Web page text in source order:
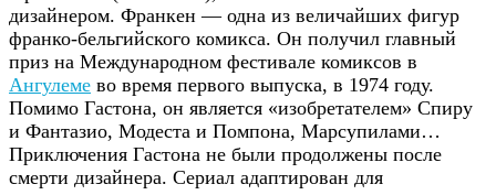
дизайнером. Франкен — одна из величайших фигур
франко-бельгийского комикса. Он получил главный
приз на Международном фестивале комиксов в
Ангулеме во время первого выпуска, в 1974 году.
Помимо Гастона, он является «изобретателем» Спиру
и Фантазио, Модеста и Помпона, Марсупилами…
Приключения Гастона не были продолжены после
смерти дизайнера. Сериал адаптирован для